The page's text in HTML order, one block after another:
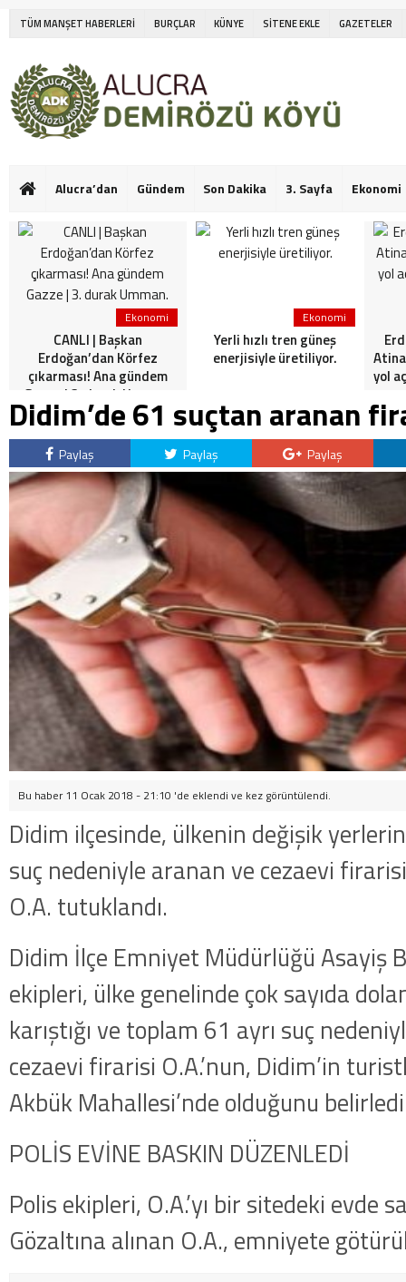
TÜM MANŞET HABERLERİ BURÇLAR KÜNYE SİTENE EKLE GAZETELER
Alucra’dan Gündem Son Dakika 3. Sayfa Ekonomi
Ekonomi
CANLI | Başkan
Erdoğan’dan Körfez
çıkarması! Ana gündem
Gazze | 3. durak Umman.
Ekonomi
Yerli hızlı tren güneş
enerjisiyle üretiliyor.
yol
Didim’de 61 suçtan aranan
Paylaş Paylaş Paylaş
Bu haber 11 Ocak 2018 - 21:10 'de eklendi ve kez görüntülendi.
Didim ilçesinde, ülkenin değişik
suç nedeniyle aranan ve cezaevi
O.A. tutuklandı.
Didim İlçe Emniyet Müdürlüğü Asayiş
ekipleri, ülke genelinde çok sayıda
karıştığı ve toplam 61 ayrı suç
cezaevi firarisi O.A.’nun, Didim’in
Akbük Mahallesi’nde olduğunu
POLİS EVİNE BASKIN DÜZENLEDİ
Polis ekipleri, O.A.’yı bir sitedeki evde
Gözaltına alınan O.A., emniyete